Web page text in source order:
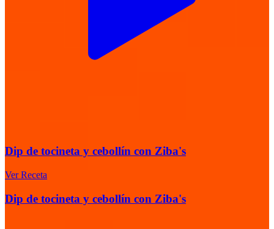
Dip de tocineta y cebollín con Ziba's
Ver Receta
Dip de tocineta y cebollín con Ziba's